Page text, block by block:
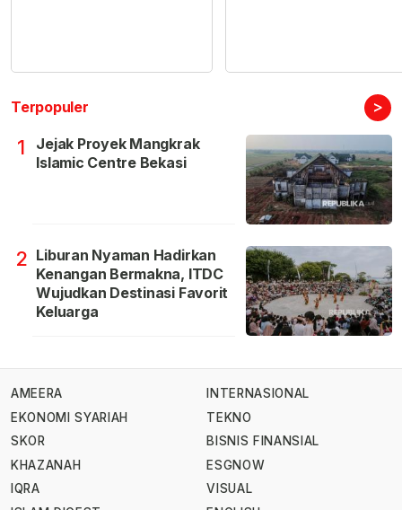
Terpopuler >
1
Jejak Proyek Mangkrak
Islamic Centre Bekasi
2 Liburan Nyaman Hadirkan
Kenangan Bermakna, ITDC
Wujudkan Destinasi Favorit
Keluarga
AMEERA
EKONOMI SYARIAH
SKOR
KHAZANAH
IQRA
INTERNASIONAL
TEKNO
BISNIS FINANSIAL
ESGNOW
VISUAL